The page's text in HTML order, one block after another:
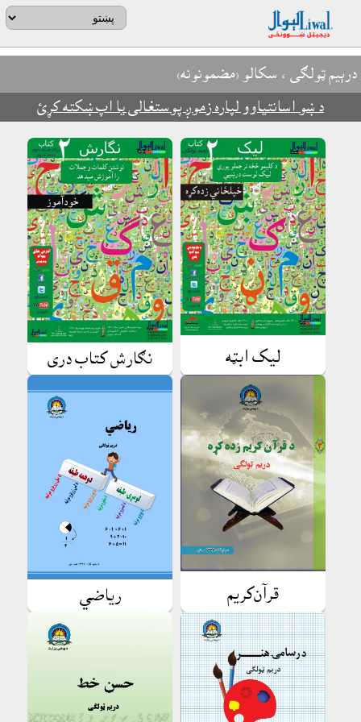
درېيم ټولګى ، سکالو (مضمونونه)
د ښو اسانتياوو لپاره زموږ پوستغالى يا اپ ښکته کړئ
ليک ابټه نګارش کتاب درى
قرآن‌کریم رياضي